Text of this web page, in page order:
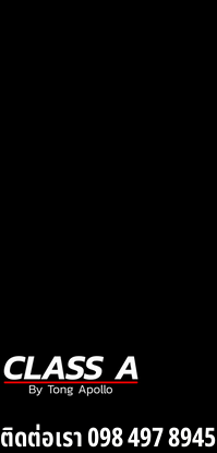
ติดต่อเรา 098 497 8945